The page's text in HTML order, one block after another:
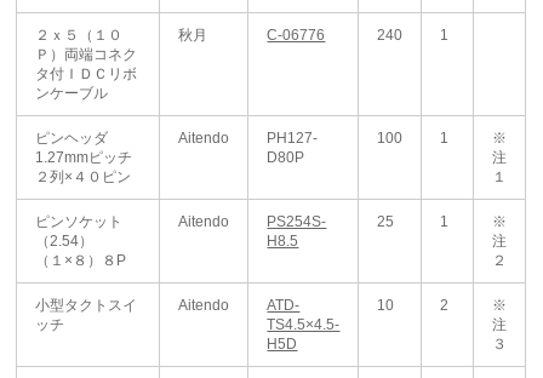
２ｘ５（１０
Ｐ）両端コネク
タ付ＩＤＣリボ
ンケーブル
秋月 C-06776 240 1
ピンヘッダ
1.27mmピッチ
２列×４０ピン
Aitendo
PH127-
D80P
100 1
※
注
１
ピンソケット
（2.54）
（１×８）８P
Aitendo
PS254S-
H8.5
25 1
※
注
２
小型タクトスイ
ッチ
Aitendo
ATD-
TS4.5×4.5-
H5D
10 2
※
注
３